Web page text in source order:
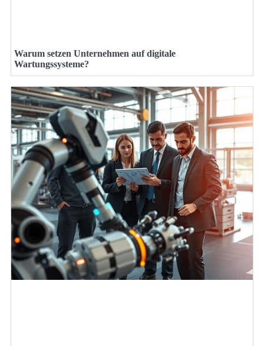
Warum setzen Unternehmen auf digitale
Wartungssysteme?